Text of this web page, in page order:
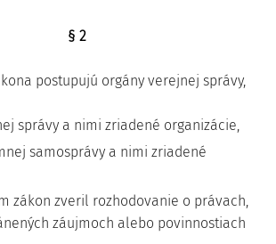
§ 2
postupujú orgány verejnej správy,
správy a nimi zriadené organizácie,
samosprávy a nimi zriadené
zákon zveril rozhodovanie o právach,
záujmoch alebo povinnostiach